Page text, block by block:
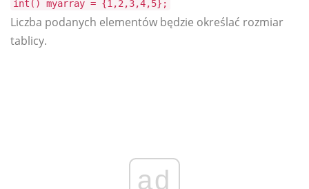
int() myarray = {1,2,3,4,5};
Liczba podanych elementów będzie określać rozmiar
tablicy.
ad